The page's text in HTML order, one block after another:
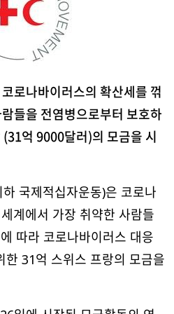
로나바이러스의 확산세를 꺾
들을 전염병으로부터 보호하
억 9000달러)의 모금을 시
국제적십자운동)은 코로나
계에서 가장 취약한 사람들
따라 코로나바이러스 대응
한 31억 스위스 프랑의 모금을